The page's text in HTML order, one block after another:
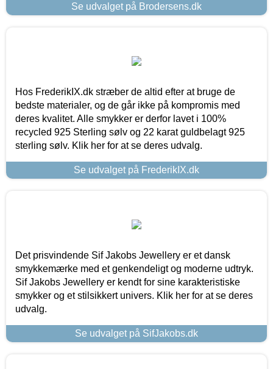
Se udvalget på Brodersens.dk
Hos FrederikIX.dk stræber de altid efter at bruge de
bedste materialer, og de går ikke på kompromis med
deres kvalitet. Alle smykker er derfor lavet i 100%
recycled 925 Sterling sølv og 22 karat guldbelagt 925
sterling sølv. Klik her for at se deres udvalg.
Se udvalget på FrederikIX.dk
Det prisvindende Sif Jakobs Jewellery er et dansk
smykkemærke med et genkendeligt og moderne udtryk.
Sif Jakobs Jewellery er kendt for sine karakteristiske
smykker og et stilsikkert univers. Klik her for at se deres
udvalg.
Se udvalget på SifJakobs.dk